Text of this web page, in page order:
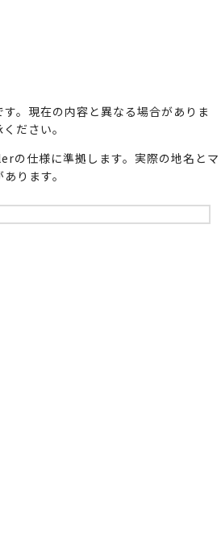
。現在の内容と異なる場合がありま
ださい。
の仕様に準拠します。実際の地名とマ
ります。